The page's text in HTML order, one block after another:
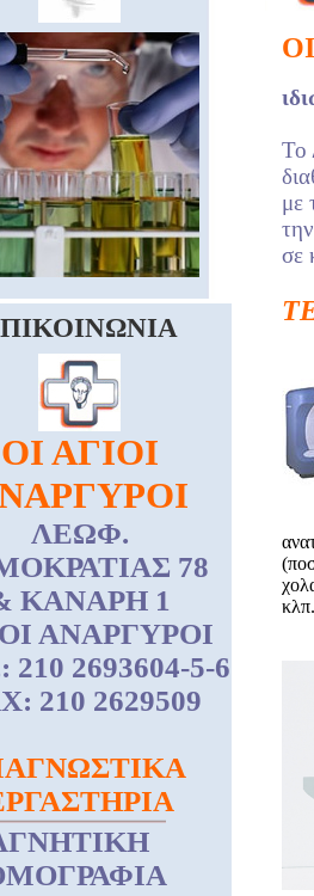
ΟΙ ΑΓΙΟΙ
ΛΕΩΦ.
78
ΚΑΝΑΡΗ 1
ΑΝΑΡΓΥΡΟΙ
2693604-5-6
210 2629509
Το
με
σε
κλπ.